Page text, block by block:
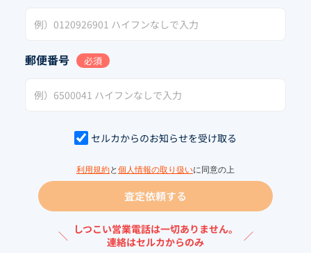
郵便番号 必須
セルカからのお知らせを受け取る
利用規約と 個人情報の取り扱いに同意の上
査定依頼する
＼
しつこい営業電話は一切ありません。
連絡はセルカからのみ
／